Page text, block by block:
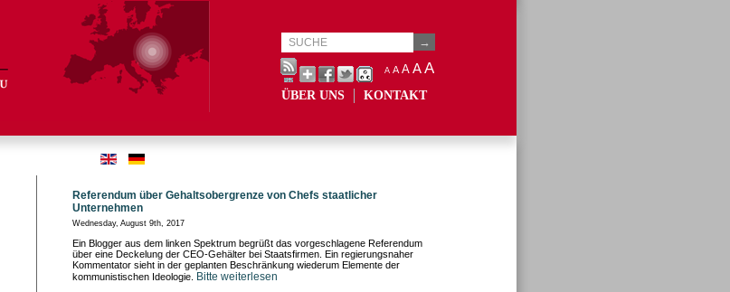
A A A AA
ÜBER UNS KONTAKT
Referendum über Gehaltsobergrenze von Chefs staatlicher
Unternehmen
Wednesday, August 9th, 2017
Ein Blogger aus dem linken Spektrum begrüßt das vorgeschlagene Referendum
über eine Deckelung der CEO-Gehälter bei Staatsfirmen. Ein regierungsnaher
Kommentator sieht in der geplanten Beschränkung wiederum Elemente der
kommunistischen Ideologie.
Bitte weiterlesen